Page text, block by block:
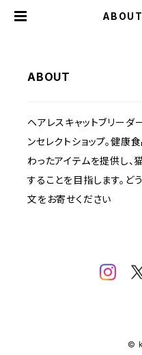
ABOUT
ヘアレスキャットブリー
ンセレクトショップ。健康
わったアイテムを提供し
することを目指します。
文をお寄せください
©